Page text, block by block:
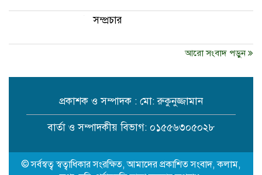
সম্প্রচার
আরো সংবাদ পড়ুন
প্রকাশক ও সম্পাদক : মো: রুকুনুজ্জামান
বার্তা ও সম্পাদকীয় বিভাগ: ০১৫৫৬৩০৫০২৮
© সর্বস্বত্ব স্বত্বাধিকার সংরক্ষিত, আমাদের প্রকাশিত সংবাদ, কলাম,